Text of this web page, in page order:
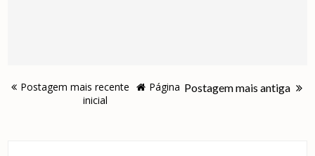
Postagem mais recente Postagem mais antiga
Página
inicial